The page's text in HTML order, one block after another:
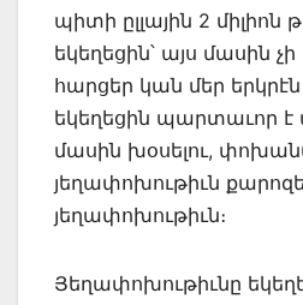
պիտի ըլլային 2 միլիոն
եկեղեցին՝ այս մասին
հարցեր կան մեր երկրէն
եկեղեցին պարտաւոր է
մասին խօսելու,
յեղափոխութիւն
յեղափոխութիւն։
Յեղափոխութիւնը